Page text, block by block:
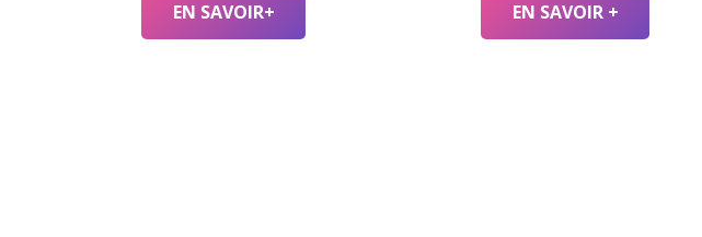
EN SAVOIR+
EN SAVOIR +